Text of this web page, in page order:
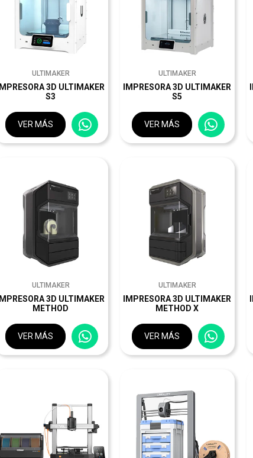
ULTIMAKER
IMPRESORA 3D ULTIMAKER
S3
VER MÁS
ULTIMAKER
IMPRESORA 3D ULTIMAKER
S5
VER MÁS
ULTIMAKER
IMPRESORA 3D ULTIMAKER
METHOD
VER MÁS
ULTIMAKER
IMPRESORA 3D ULTIMAKER
METHOD X
VER MÁS